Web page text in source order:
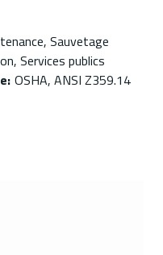
Sauvetage
Services publics
: OSHA, ANSI Z359.14